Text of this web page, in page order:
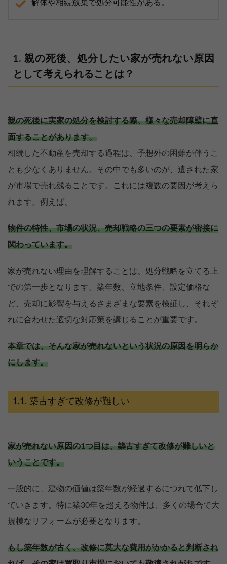
解体や相続放棄で処分可能性がある。
親の死後、処分したい家が売れない原因
として考えられることは？
親の死後に実家の処分を検討する際、様々な売却障壁に直
面することがあります。
相続した不動産を売却する過程は、予想外の困難が伴うこ
とも少なくありません。その中でも多いのが、遺された家
が市場で売れ残ることです。これには複数の要因が考えら
れます。例えば、
物件の特性、市場の状況、売却戦略の三つの要素が密接に
関わっています。
家が売れない理由を理解することは、処分戦略を立てる上
での第一歩となります。築年数、立地条件、設定価格な
ど、売却に影響を与えるさまざまな要素を検証し、それぞ
れに合わせた適切な対応策を講じることが重要です。
本章では、そんな家が売れないという状況の原因を明らか
にします。
築古すぎて改修が難しい
家が売れない原因の1つ目は、築古すぎて改修が難しいと
いうことです。
一般的に、建物の価値は築年数が経過するにつれて低下し
ていきます。特に築30年を超える物件は、多くの場合で大
規模なリフォームが必要となります。
もし築年数が古く、改修に莫大な費用がかかると判断され